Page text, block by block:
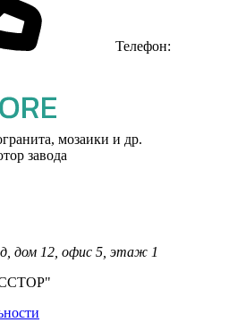
Телефон:
мозаики и др.
завода
дом 12, офис 5, этаж 1